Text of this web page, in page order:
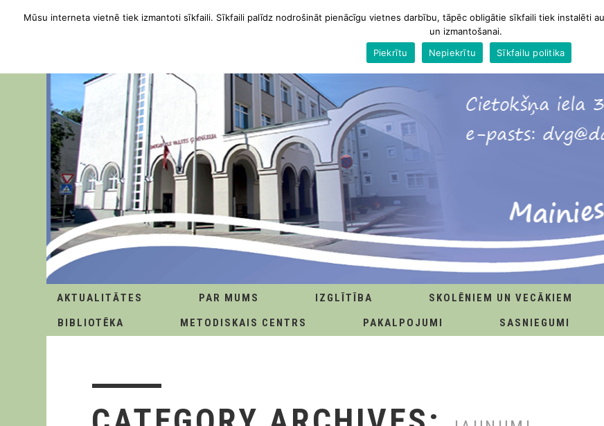
AKTUALITĀTES PAR MUMS IZGLĪTĪBA SKOLĒNIEM UN VECĀKIEM
BIBLIOTĒKA
METODISKAIS CENTRS PAKALPOJUMI SASNIEGUMI
Mūsu interneta vietnē tiek izmantoti sīkfaili. Sīkfaili palīdz nodrošināt pienācīgu vietnes darbību, tāpēc obligātie sīkfaili tiek instalēti
un izmantošanai.
Piekrītu
Nepiekrītu Sīkfailu politika